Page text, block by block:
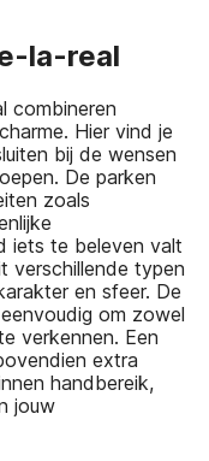
la-real
combineren
Hier vind je
bij de wensen
De parken
zoals
iets te beleven valt
verschillende typen
en sfeer. De
om zowel
verkennen. Een
extra
handbereik,
jouw